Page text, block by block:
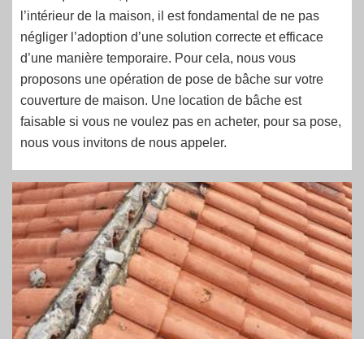
l’intérieur de la maison, il est fondamental de ne pas
négliger l’adoption d’une solution correcte et efficace
d’une manière temporaire. Pour cela, nous vous
proposons une opération de pose de bâche sur votre
couverture de maison. Une location de bâche est
faisable si vous ne voulez pas en acheter, pour sa pose,
nous vous invitons de nous appeler.